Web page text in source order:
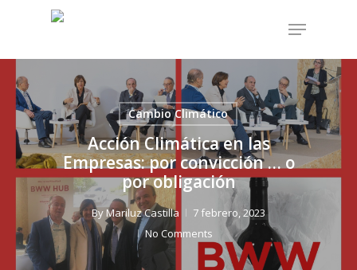
Menu
Cambio Climático
Acción Climática en las
Empresas: por convicción … o
por obligación
By Mariluz Castilla
7 febrero, 2023
No Comments
Menu